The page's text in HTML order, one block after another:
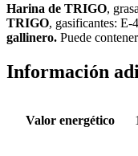
Harina de TRIGO,
TRIGO, gasificantes: E-
gallinero. Puede
Información
Valor energético